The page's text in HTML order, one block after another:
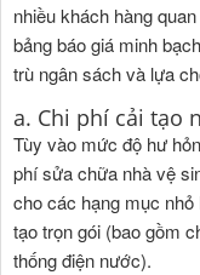
nhiều khách hàng
bảng báo giá minh
trù ngân sách và lựa
a. Chi phí cải tạo
Tùy vào mức độ hư
phí sửa chữa nhà vệ
cho các hạng mục
tạo trọn gói (bao gồm
thống điện nước).